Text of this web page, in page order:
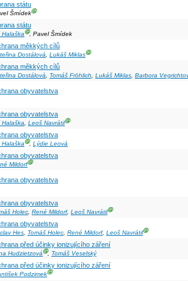
státu
ŠmídekⒼ
státu
HalaškaⒼ, Pavel Šmídek
měkkých cílů
Dostálová, Lukáš MiklasⒼ
měkkých cílů
Dostálová, Tomáš Fröhlich, Lukáš Miklas, Barbora
obyvatelstva
obyvatelstva
Halaška, Leoš NavrátilⒼ
obyvatelstva
HalaškaⒼ, Lýdie Leová
obyvatelstva
MildorfⒼ
obyvatelstva
obyvatelstva
Holec, René Mildorf, Leoš NavrátilⒼ
obyvatelstva
Hes, Tomáš Holec, René Mildorf, Leoš NavrátilⒼ
před účinky ionizujícího záření
HudzietzováⒼ, Tomáš Veselský
před účinky ionizujícího záření
PodzimekⒼ